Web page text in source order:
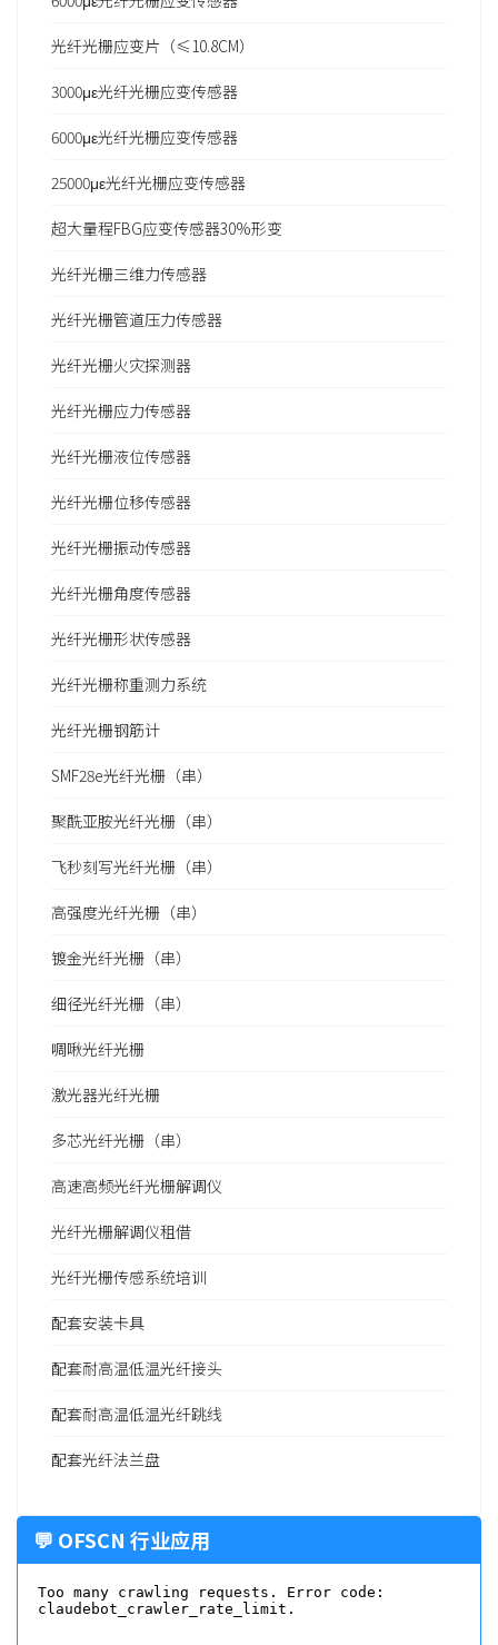
光纤光栅应变片（≤10.8CM）
3000με光纤光栅应变传感器
6000με光纤光栅应变传感器
25000με光纤光栅应变传感器
超大量程FBG应变传感器30%形变
光纤光栅三维力传感器
光纤光栅管道压力传感器
光纤光栅火灾探测器
光纤光栅应力传感器
光纤光栅液位传感器
光纤光栅位移传感器
光纤光栅振动传感器
光纤光栅角度传感器
光纤光栅形状传感器
光纤光栅称重测力系统
光纤光栅钢筋计
SMF28e光纤光栅（串）
聚酰亚胺光纤光栅（串）
飞秒刻写光纤光栅（串）
高强度光纤光栅（串）
镀金光纤光栅（串）
细径光纤光栅（串）
啁啾光纤光栅
激光器光纤光栅
多芯光纤光栅（串）
高速高频光纤光栅解调仪
光纤光栅解调仪租借
光纤光栅传感系统培训
配套安装卡具
配套耐高温低温光纤接头
配套耐高温低温光纤跳线
配套光纤法兰盘
💬 OFSCN 行业应用